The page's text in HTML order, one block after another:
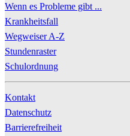
Wenn es Probleme gibt ...
Krankheitsfall
Wegweiser A-Z
Stundenraster
Schulordnung
Kontakt
Datenschutz
Barrierefreiheit